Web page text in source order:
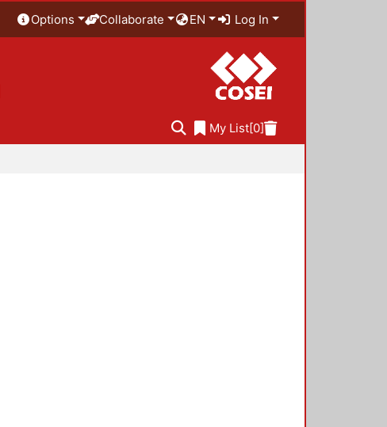
Options Collaborate EN Log In
My List[0]